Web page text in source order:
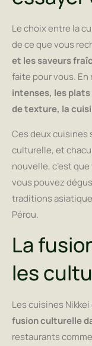
Le choix entre la
de ce que vous
et les saveurs
faite pour vous.
intenses, les
de texture, la
Ces deux cuisines
culturelle, et
nouvelle, c’est
vous pouvez
traditions
Pérou.
La
les
Les cuisines
fusion culturelle
restaurants comme